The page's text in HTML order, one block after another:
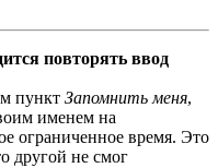
повторять ввод
пункт Запомнить меня,
именем на
ограниченное время. Это
другой не смог